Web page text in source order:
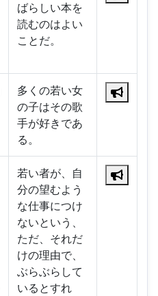
ばらしい本を
読むのはよい
ことだ。
多くの若い女
の子はその歌
手が好きであ
る。
若い者が、自
分の望むよう
な仕事につけ
ないという、
ただ、それだ
けの理由で、
ぶらぶらして
いるとすれ